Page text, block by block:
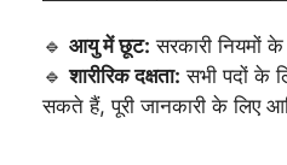
🔹 आयु में छूट: सरकारी नियमों
🔹शारीरिक दक्षता: सभी पदों के
सकते हैं, पूरी जानकारी के लिए